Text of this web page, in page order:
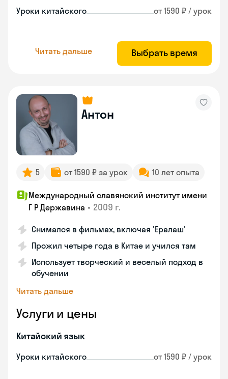
Уроки китайского от 1590 ₽ / урок
Читать дальше Выбрать время
Антон
5 от 1590 ₽ за урок 10 лет опыта
Международный славянский институт имени
Г Р Державина • 2009 г.
Снимался в фильмах, включая 'Ералаш'
Прожил четыре года в Китае и учился там
Использует творческий и веселый подход в
обучении
Читать дальше
Услуги и цены
Китайский язык
Уроки китайского от 1590 ₽ / урок